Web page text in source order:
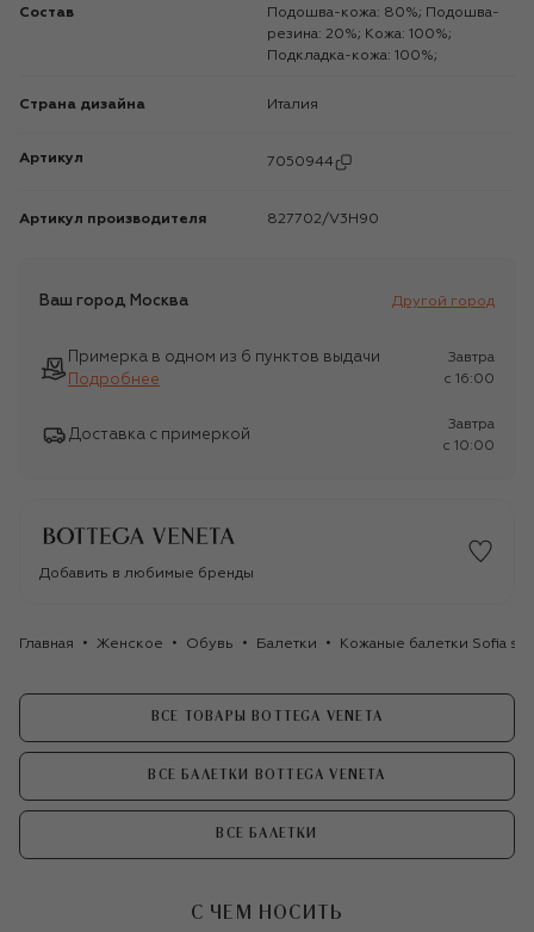
Состав
Подошва-кожа: 80%; Подошва-
резина: 20%; Кожа: 100%;
Подкладка-кожа: 100%;
Страна дизайна Италия
Артикул 7050944
Артикул производителя 827702/V3H90
Ваш город Москва Другой город
Примерка в одном из 6 пунктов выдачи
Подробнее
Завтра
c 16:00
Доставка с примеркой
Завтра
c 10:00
Добавить в любимые бренды
Главная Женское Обувь Балетки Кожаные балетки Sofia
ВСЕ ТОВАРЫ BOTTEGA VENETA
ВСЕ БАЛЕТКИ BOTTEGA VENETA
ВСЕ БАЛЕТКИ
С ЧЕМ НОСИТЬ